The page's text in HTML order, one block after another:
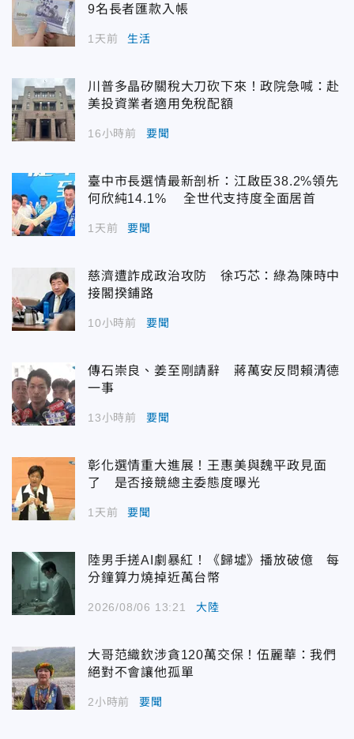
9名長者匯款入帳
1天前 生活
川普多晶矽關稅大刀砍下來！政院急喊：赴
美投資業者適用免稅配額
16小時前 要聞
臺中市長選情最新剖析：江啟臣38.2%領先
何欣純14.1% 全世代支持度全面居首
1天前 要聞
慈濟遭詐成政治攻防 徐巧芯：綠為陳時中
接閣揆鋪路
10小時前 要聞
傳石崇良、姜至剛請辭 蔣萬安反問賴清德
一事
13小時前 要聞
彰化選情重大進展！王惠美與魏平政見面
了 是否接競總主委態度曝光
1天前 要聞
陸男手搓AI劇暴紅！《歸墟》播放破億 每
分鐘算力燒掉近萬台幣
2026/08/06 13:21 大陸
大哥范織欽涉貪120萬交保！伍麗華：我們
絕對不會讓他孤單
2小時前 要聞